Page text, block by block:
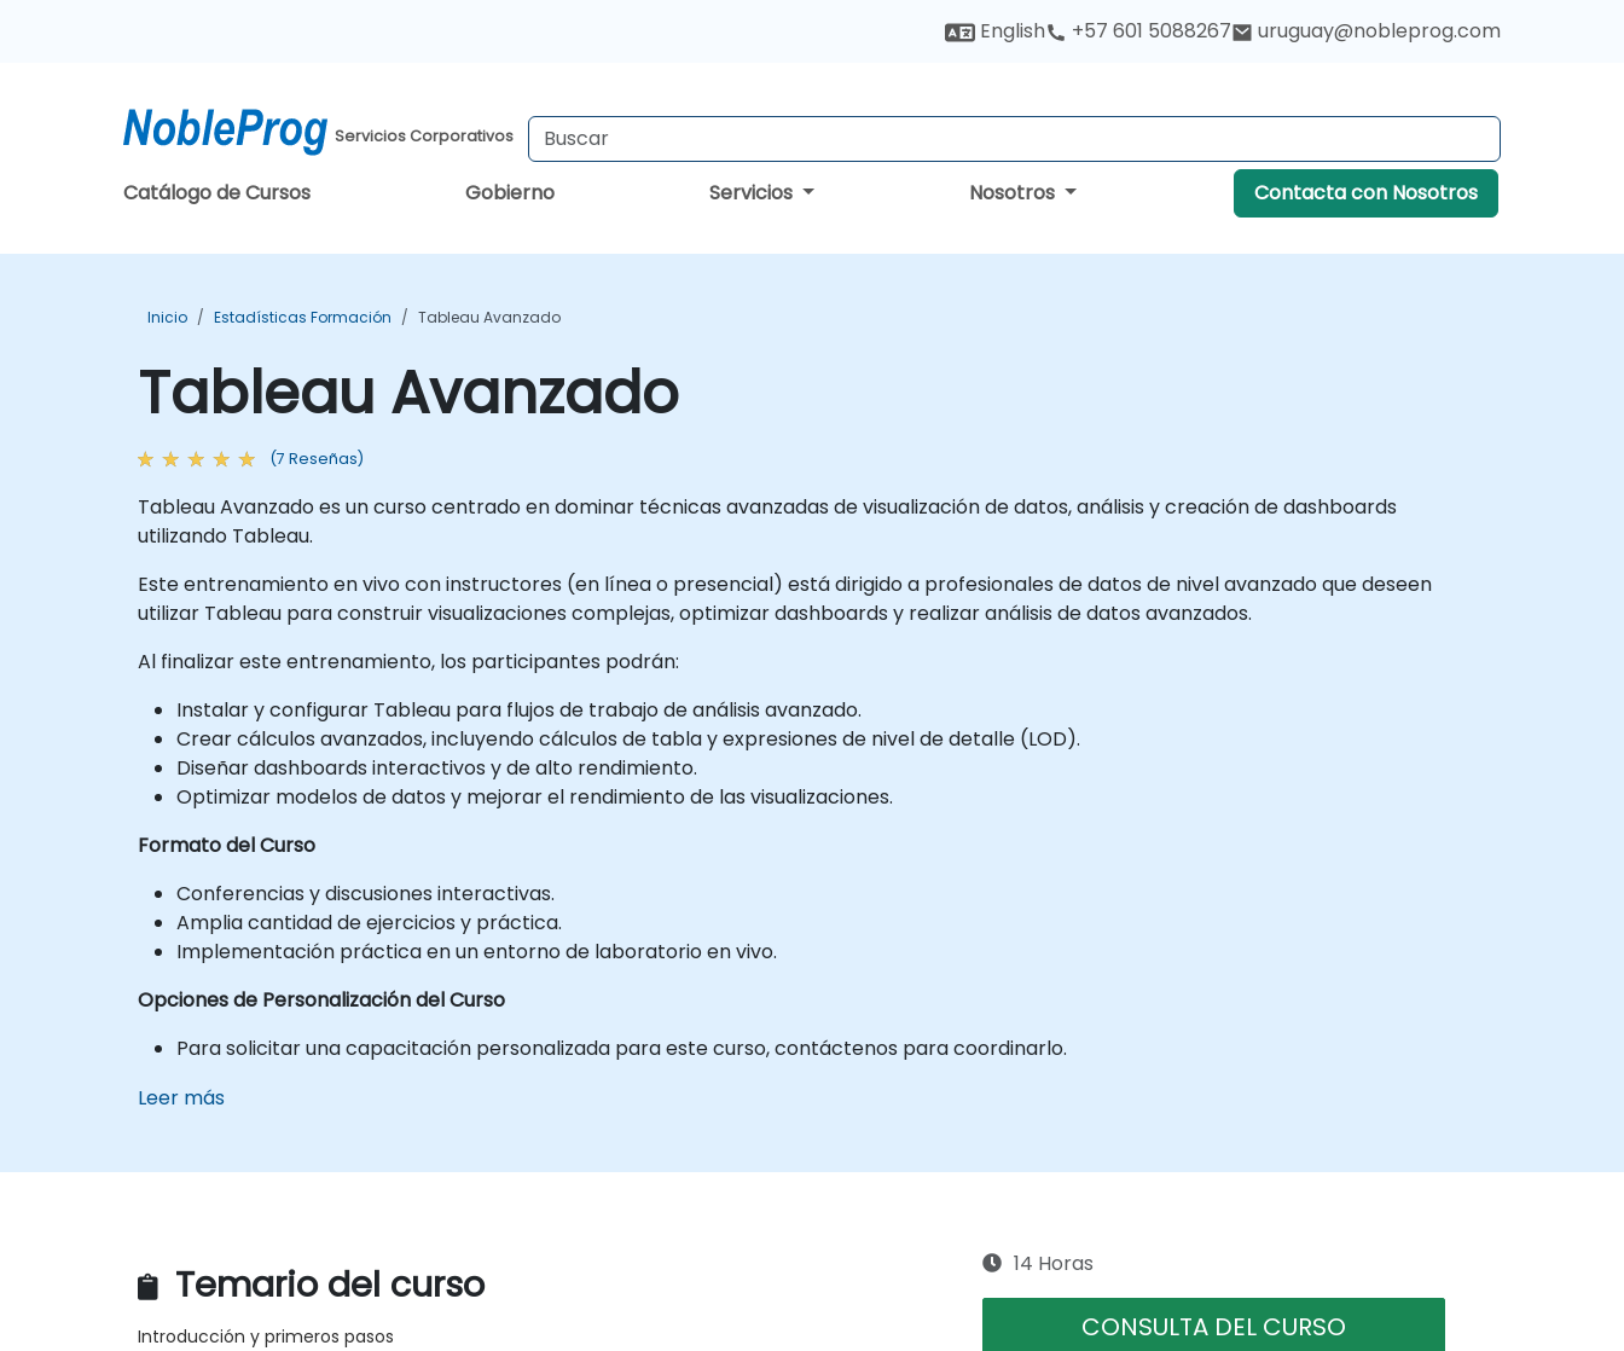
English +57 601 5088267 uruguay@nobleprog.com
Servicios Corporativos
Catálogo de Cursos Gobierno Servicios Nosotros Contacta con Nosotros
Inicio Estadísticas Formación Tableau Avanzado
Tableau Avanzado
(7 Reseñas)
Tableau Avanzado es un curso centrado en dominar técnicas avanzadas de visualización de datos, análisis y creación de dashboards
utilizando Tableau.
Este entrenamiento en vivo con instructores (en línea o presencial) está dirigido a profesionales de datos de nivel avanzado que deseen
utilizar Tableau para construir visualizaciones complejas, optimizar dashboards y realizar análisis de datos avanzados.
Al finalizar este entrenamiento, los participantes podrán:
Instalar y configurar Tableau para flujos de trabajo de análisis avanzado.
Crear cálculos avanzados, incluyendo cálculos de tabla y expresiones de nivel de detalle (LOD).
Diseñar dashboards interactivos y de alto rendimiento.
Optimizar modelos de datos y mejorar el rendimiento de las visualizaciones.
Formato del Curso
Conferencias y discusiones interactivas.
Amplia cantidad de ejercicios y práctica.
Implementación práctica en un entorno de laboratorio en vivo.
Opciones de Personalización del Curso
Para solicitar una capacitación personalizada para este curso, contáctenos para coordinarlo.
Leer más
Temario del curso
Introducción y primeros pasos
14 Horas
CONSULTA DEL CURSO